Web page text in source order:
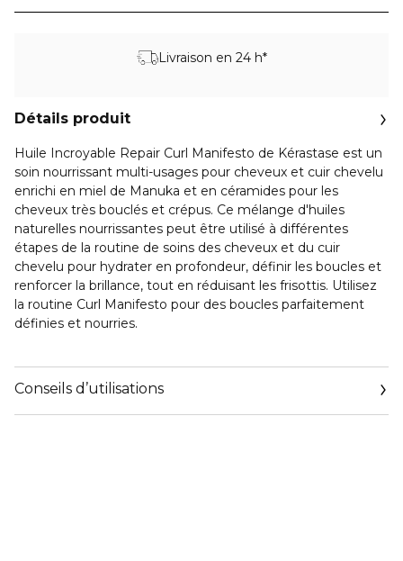
Livraison en 24 h*
Détails produit
Huile Incroyable Repair Curl Manifesto de Kérastase est un
soin nourrissant multi-usages pour cheveux et cuir chevelu
enrichi en miel de Manuka et en céramides pour les
cheveux très bouclés et crépus. Ce mélange d'huiles
naturelles nourrissantes peut être utilisé à différentes
étapes de la routine de soins des cheveux et du cuir
chevelu pour hydrater en profondeur, définir les boucles et
renforcer la brillance, tout en réduisant les frisottis. Utilisez
la routine Curl Manifesto pour des boucles parfaitement
définies et nourries.
Conseils d’utilisations